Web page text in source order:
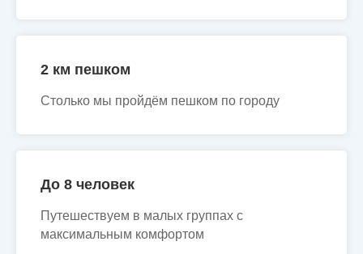
2 км пешком
Столько мы пройдём пешком по городу
До 8 человек
Путешествуем в малых группах с
максимальным комфортом